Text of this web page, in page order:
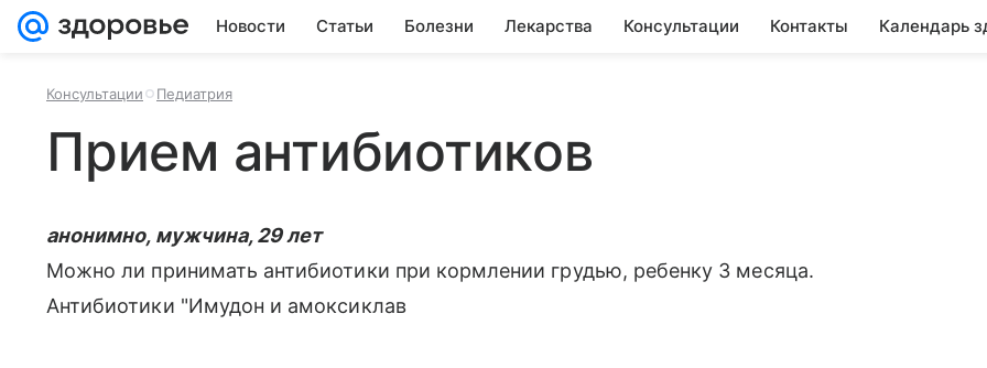
Новости Статьи Болезни Лекарства Консультации Контакты Календарь
Консультации Педиатрия
Прием антибиотиков
анонимно, мужчина, 29 лет
Можно ли принимать антибиотики при кормлении грудью, ребенку 3 месяца.
Антибиотики "Имудон и амоксиклав